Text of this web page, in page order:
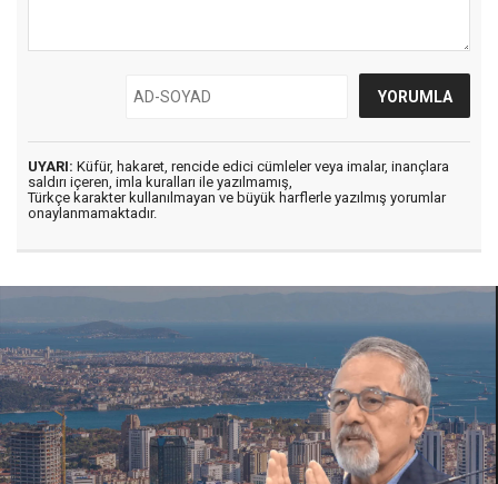
UYARI: Küfür, hakaret, rencide edici cümleler veya imalar, inançlara
saldırı içeren, imla kuralları ile yazılmamış,
Türkçe karakter kullanılmayan ve büyük harflerle yazılmış yorumlar
onaylanmamaktadır.